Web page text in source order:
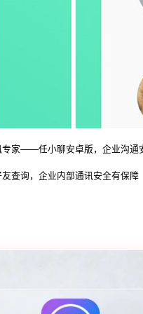
专家——任小聊安卓版，企业沟通
查询，企业内部通讯安全有保障